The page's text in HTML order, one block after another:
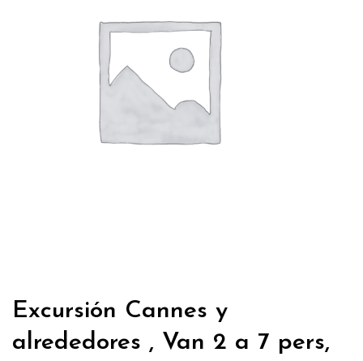
Excursión Cannes y
alrededores , Van 2 a 7 pers,